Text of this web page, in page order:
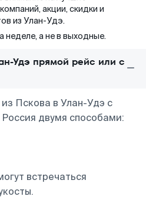
акции, скидки и
из Улан-Удэ.
неделе, а не в выходные.
Удэ прямой рейс или с
Пскова в Улан-Удэ с
двумя способами:
встречаться